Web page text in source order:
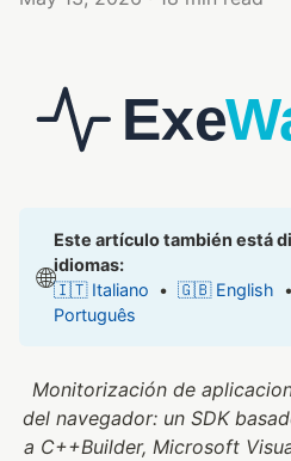
🌐
Este artículo también está
idiomas:
🇮🇹 Italiano • 🇬🇧 English
Português
Monitorización de
del navegador: un SDK
a C++Builder, Microsoft